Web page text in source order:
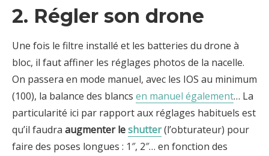
2. Régler son drone
Une fois le filtre installé et les batteries du drone à
bloc, il faut affiner les réglages photos de la nacelle.
On passera en mode manuel, avec les IOS au minimum
(100), la balance des blancs en manuel également… La
particularité ici par rapport aux réglages habituels est
qu’il faudra augmenter leshutter(l’obturateur) pour
faire des poses longues : 1″, 2″… en fonction des